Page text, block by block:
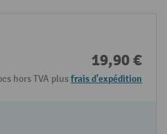
19,90 €
hors TVA plusfrais d'expédition